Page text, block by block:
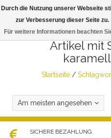
Artikel mit
Startseite /
Am meisten angesehen
SICHERE BEZAHLUNG
Durch die Nutzung unserer Webseite
zur Verbesserung dieser Seite zu.
Für weitere Informationen beachten